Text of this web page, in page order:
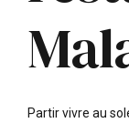
Partir vivre au